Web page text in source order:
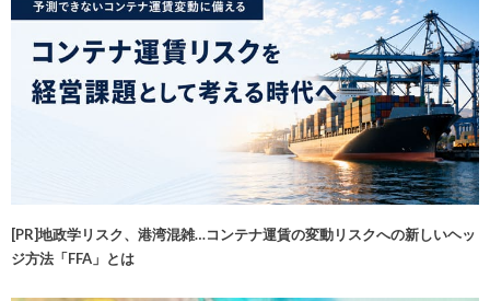
[PR]地政学リスク、港湾混雑…コンテナ運賃の変動リスクへの新しいヘッ
ジ方法「FFA」とは